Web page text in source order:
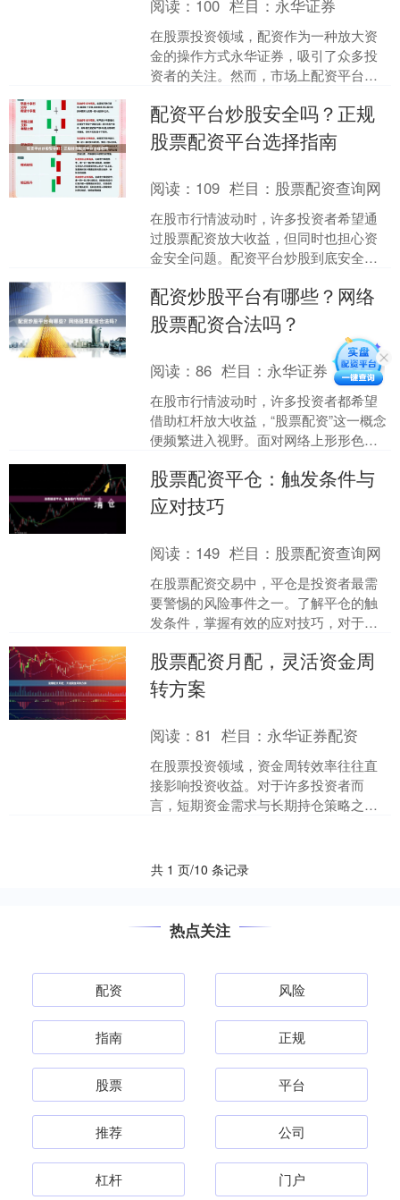
阅读： 100 栏目： 永华证券
在股票投资领域，配资作为一种放大资
金的操作方式永华证券，吸引了众多投
资者的关注。然而，市场上配资平台鱼
质的平台成为投资者的核心....
配资平台炒股安全吗？正规
股票配资平台选择指南
阅读： 109 栏目： 股票配资查询网
在股市行情波动时，许多投资者希望通
过股票配资放大收益，但同时也担心资
金安全问题。配资平台炒股到底安全
文将为您提供一份全面的选择....
配资炒股平台有哪些？网络
股票配资合法吗？
阅读：86 栏目： 永华证券
在股市行情波动时，许多投资者都希望
借助杠杆放大收益，“股票配资”这一概念
便频繁进入视野。面对网络上形形色色
升起两个核心疑问：*....
股票配资平仓：触发条件与
应对技巧
阅读： 149 栏目： 股票配资查询网
在股票配资交易中，平仓是投资者最需
要警惕的风险事件之一。了解平仓的触
发条件，掌握有效的应对技巧，对于配
析股票配资平仓的相关知识....
股票配资月配，灵活资金周
转方案
阅读：81 栏目： 永华证券配资
在股票投资领域，资金周转效率往往直
接影响投资收益。对于许多投资者而
言，短期资金需求与长期持仓策略之间
共 1 页/10 条记录
热点关注
配资 风险
指南 正规
股票 平台
推荐 公司
杠杆 门户